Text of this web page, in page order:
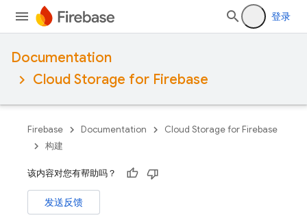
登录
Documentation
Cloud Storage for Firebase
Firebase Documentation
Cloud Storage for Firebase
构建
该内容对您有帮助吗？
发送反馈